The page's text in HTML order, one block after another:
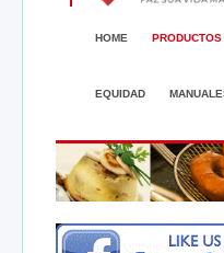
HOME PRODUCTOS
EQUIDAD